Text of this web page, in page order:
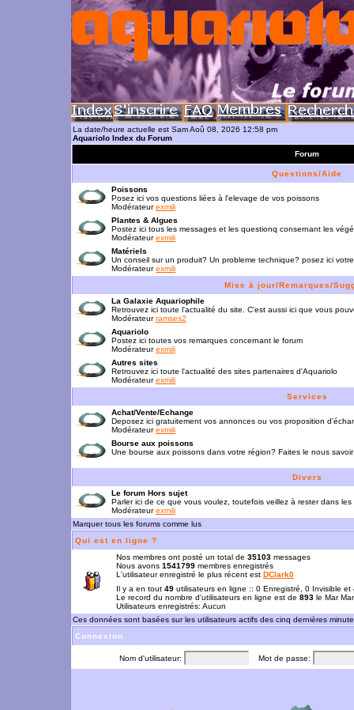
La date/heure actuelle est Sam Aoû 08, 2026 12:58 pm
Aquariolo Index du Forum
Forum
Questions/Aide
Poissons
Posez ici vos questions liées à l'elevage de vos poissons
Modérateurexmili
Plantes & Algues
Postez ici tous les messages et les questionq consernant les
Modérateurexmili
Matériels
Un conseil sur un produit? Un probleme technique? posez ici
Modérateurexmili
Mise à jour/Remarques/
La Galaxie Aquariophile
Retrouvez ici toute l'actualité du site. C'est aussi ici que vous
Modérateurramses2
Aquariolo
Postez ici toutes vos remarques concernant le forum
Modérateurexmili
Autres sites
Retrouvez ici toute l'actualité des sites partenaires d'Aquariolo
Modérateurexmili
Services
Achat/Vente/Echange
Deposez ici gratuitement vos annonces ou vos proposition
Modérateurexmili
Bourse aux poissons
Une bourse aux poissons dans votre région? Faites le nous savoir
Divers
Le forum Hors sujet
Parler ici de ce que vous voulez, toutefois veillez à rester dans les
Modérateurexmili
Marquer tous les forums comme lus
Qui est en ligne ?
Nos membres ont posté un total de 35103 messages
Nous avons 1541799 membres enregistrés
L'utilisateur enregistré le plus récent est DClark0
Il y a en tout 49 utilisateurs en ligne :: 0 Enregistré, 0 Invisible
Le record du nombre d'utilisateurs en ligne est de 893 le Mar
Utilisateurs enregistrés: Aucun
Ces données sont basées sur les utilisateurs actifs des cinq dernières
Connexion
Nom d'utilisateur: Mot de passe: